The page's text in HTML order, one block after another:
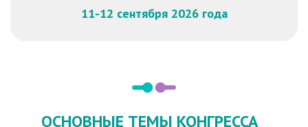
11-12 сентября 2026 года
ОСНОВНЫЕ ТЕМЫ КОНГРЕССА